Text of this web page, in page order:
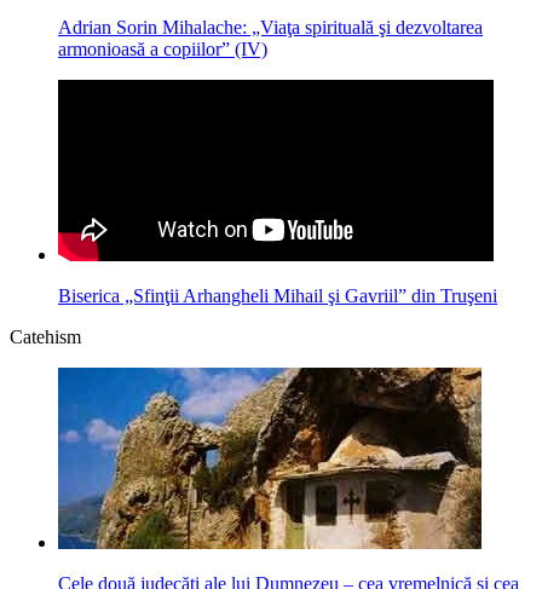
Adrian Sorin Mihalache: „Viaţa spirituală şi dezvoltarea
armonioasă a copiilor” (IV)
Biserica „Sfinţii Arhangheli Mihail şi Gavriil” din Truşeni
Catehism
Cele două judecăţi ale lui Dumnezeu – cea vremelnică şi cea